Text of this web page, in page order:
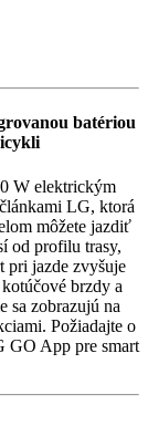
batériou
W elektrickým
LG, ktorá
môžete jazdiť
od profilu trasy,
pri jazde zvyšuje
brzdy a
sa zobrazujú na
Požiadajte o
GO App pre smart